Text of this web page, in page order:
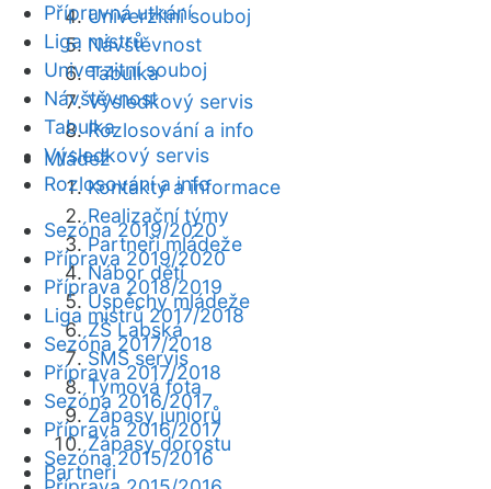
Univerzitní souboj
Návštěvnost
Tabulka
Výsledkový servis
Rozlosování a info
Mládež
Kontakty a informace
Realizační týmy
Partneři mládeže
Nábor dětí
Úspěchy mládeže
ZŠ Labská
SMS servis
Týmová fota
Zápasy juniorů
Zápasy dorostu
Partneři
Přípravná utkání
Liga mistrů
Univerzitní souboj
Návštěvnost
Tabulka
Výsledkový servis
Rozlosování a info
Sezóna 2019/2020
Příprava 2019/2020
Příprava 2018/2019
Liga mistrů 2017/2018
Sezóna 2017/2018
Příprava 2017/2018
Sezóna 2016/2017
Příprava 2016/2017
Sezóna 2015/2016